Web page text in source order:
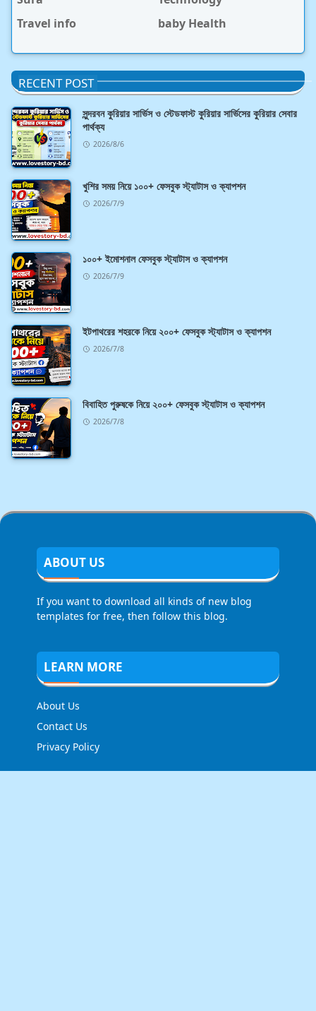
Travel info
baby Health
RECENT POST
সুন্দরবন কুরিয়ার সার্ভিস ও স্টেডফাস্ট কুরিয়ার সার্ভিসের কুরিয়ার সেবার
পার্থক্য
2026/8/6
খুশির সময় নিয়ে ১০০+ ফেসবুক স্ট্যাটাস ও ক্যাপশন
2026/7/9
১০০+ ইমোশনাল ফেসবুক স্ট্যাটাস ও ক্যাপশন
2026/7/9
ইটপাথরের শহরকে নিয়ে ২০০+ ফেসবুক স্ট্যাটাস ও ক্যাপশন
2026/7/8
বিবাহিত পুরুষকে নিয়ে ২০০+ ফেসবুক স্ট্যাটাস ও ক্যাপশন
2026/7/8
ABOUT US
If you want to download all kinds of new blog
templates for free, then follow this blog.
LEARN MORE
About Us
Contact Us
Privacy Policy